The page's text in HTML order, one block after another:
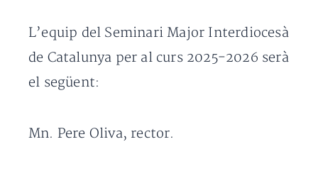
L’equip del Seminari Major Interdiocesà
de Catalunya per al curs 2025-2026 serà
el següent:
Mn. Pere Oliva, rector.